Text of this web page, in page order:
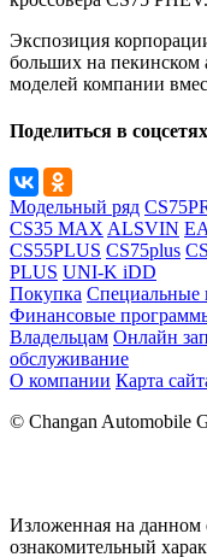
Экспозиция
больших на пекинском
моделей компании
Поделиться в
Модельный ряд
CS35 MAX ALSVIN
CS55PLUS CS75plus
PLUS UNI-K iDD
Покупка Специальные
Финансовые
Владельцам Онлайн
обслуживание
О компании Карта
© Changan Automobile
Изложенная на данном
ознакомительный